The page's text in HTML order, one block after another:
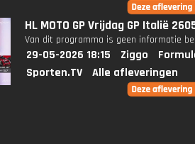
HL MOTO GP Vrijdag GP Italië
Van dit programma is geen informatie
29-05-2026 18:15 Ziggo
Sporten.TV
Alle afleveringen